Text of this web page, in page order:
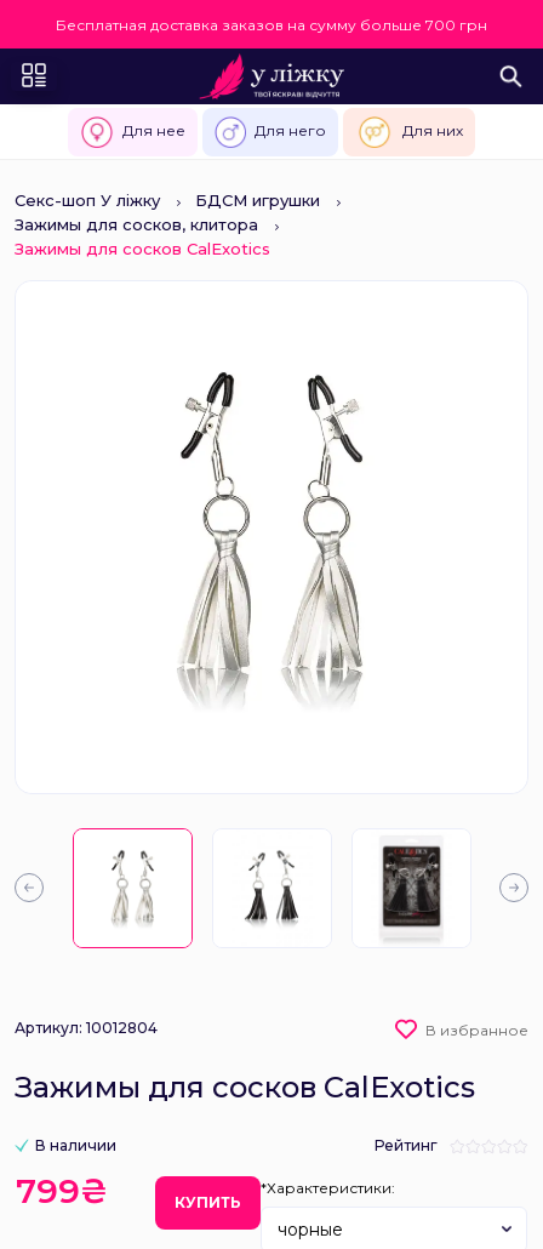
Бесплатная доставка заказов на сумму больше 700 грн
Для нее Для него Для них
Секс-шоп У ліжку
БДСМ игрушки
Зажимы для сосков, клитора
Зажимы для сосков CalExotics
Артикул: 10012804 В избранное
Зажимы для сосков CalExotics
В наличии Рейтинг
799₴ КУПИТЬ
*Характеристики:
чорные